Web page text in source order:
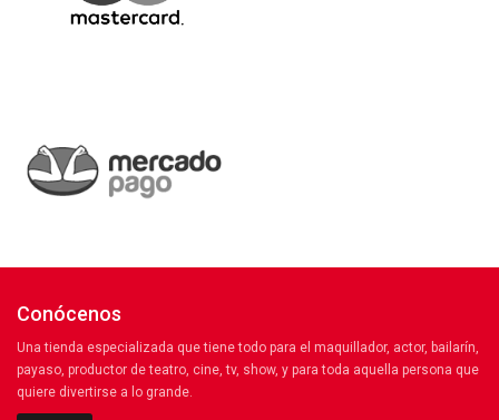
Conócenos
Una tienda especializada que tiene todo para el maquillador, actor, bailarín,
payaso, productor de teatro, cine, tv, show, y para toda aquella persona que
quiere divertirse a lo grande.